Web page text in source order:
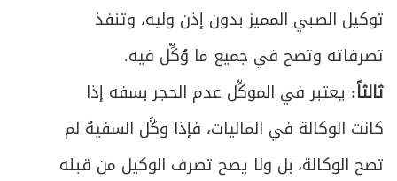
توكيل الصبي المميز بدون إذن وليه، وتنفذ
تصرفاته وتصح في جميع ما وُكِّل فيه.
ثالثاً: يعتبر في الموكِّل عدم الحجر بسفه إذا
كانت الوكالة في الماليات، فإذا وكَّل السفيهُ لم
تصح الوكالة، بل ولا يصح تصرف الوكيل من قبله